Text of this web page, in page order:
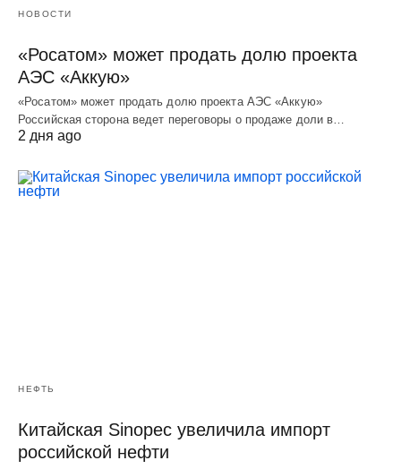
НОВОСТИ
«Росатом» может продать долю проекта
АЭС «Аккую»
«Росатом» может продать долю проекта АЭС «Аккую»
Российская сторона ведет переговоры о продаже доли в…
2 дня ago
НЕФТЬ
Китайская Sinopec увеличила импорт
российской нефти